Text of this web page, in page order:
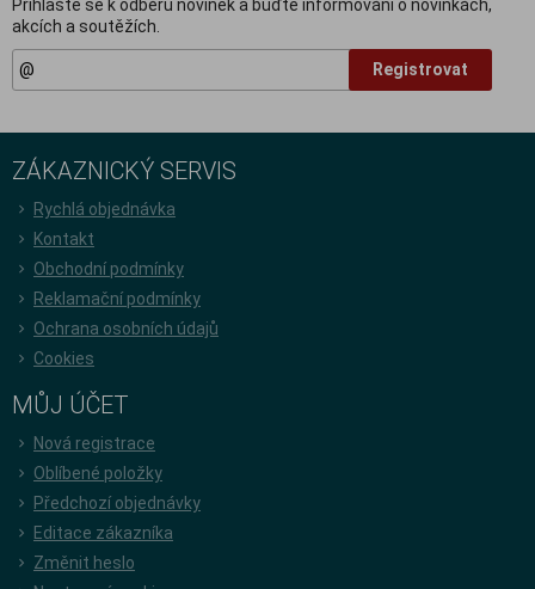
Přihlašte se k odběru novinek a buďte informováni o novinkách,
akcích a soutěžích.
Registrovat
ZÁKAZNICKÝ SERVIS
Rychlá objednávka
Kontakt
Obchodní podmínky
Reklamační podmínky
Ochrana osobních údajů
Cookies
MŮJ ÚČET
Nová registrace
Oblíbené položky
Předchozí objednávky
Editace zákazníka
Změnit heslo